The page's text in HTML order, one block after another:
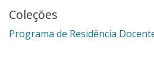
Coleções
Programa de Residência